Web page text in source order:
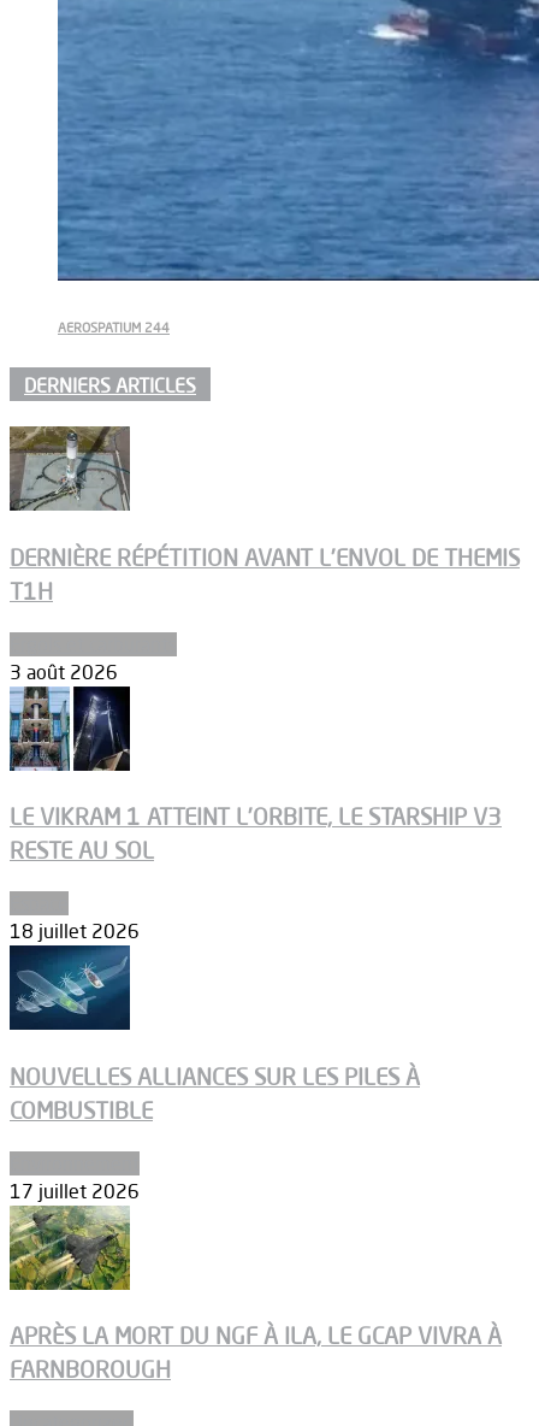
AEROSPATIUM 244
DERNIERS ARTICLES
DERNIÈRE RÉPÉTITION AVANT L’ENVOL DE THEMIS
T1H
3 août 2026
LE VIKRAM 1 ATTEINT L’ORBITE, LE STARSHIP V3
RESTE AU SOL
18 juillet 2026
NOUVELLES ALLIANCES SUR LES PILES À
COMBUSTIBLE
17 juillet 2026
APRÈS LA MORT DU NGF À ILA, LE GCAP VIVRA À
FARNBOROUGH